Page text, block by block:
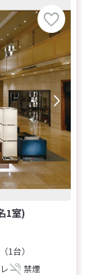
1室)
1台）
禁煙